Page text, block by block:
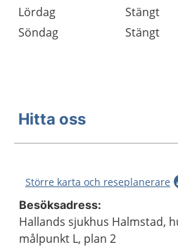
Lördag
Stängt
Söndag
Stängt
Hitta oss
Större karta och reseplanerare
Besöksadress:
Hallands sjukhus Halmstad,
målpunkt L, plan 2